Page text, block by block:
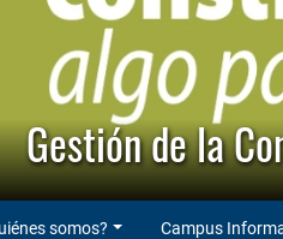
Gestión de la
somos? Campus